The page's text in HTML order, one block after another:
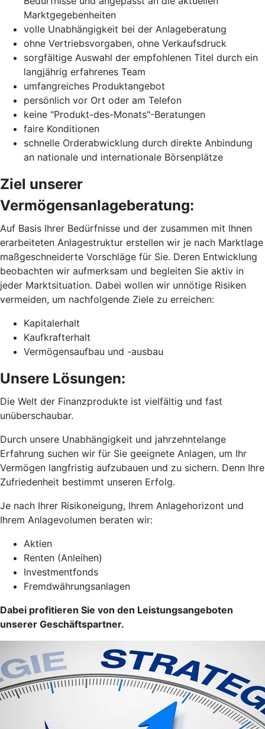
Marktgegebenheiten
volle Unabhängigkeit bei der Anlageberatung
ohne Vertriebsvorgaben, ohne Verkaufsdruck
sorgfältige Auswahl der empfohlenen Titel durch ein
langjährig erfahrenes Team
umfangreiches Produktangebot
persönlich vor Ort oder am Telefon
keine "Produkt-des-Monats"-Beratungen
faire Konditionen
schnelle Orderabwicklung durch direkte Anbindung
an nationale und internationale Börsenplätze
Ziel unserer
Vermögensanlageberatung:
Auf Basis Ihrer Bedürfnisse und der zusammen mit Ihnen
erarbeiteten Anlagestruktur erstellen wir je nach Marktlage
maßgeschneiderte Vorschläge für Sie. Deren Entwicklung
beobachten wir aufmerksam und begleiten Sie aktiv in
jeder Marktsituation. Dabei wollen wir unnötige Risiken
vermeiden, um nachfolgende Ziele zu erreichen:
Kapitalerhalt
Kaufkrafterhalt
Vermögensaufbau und -ausbau
Unsere Lösungen:
Die Welt der Finanzprodukte ist vielfältig und fast
unüberschaubar.
Durch unsere Unabhängigkeit und jahrzehntelange
Erfahrung suchen wir für Sie geeignete Anlagen, um Ihr
Vermögen langfristig aufzubauen und zu sichern. Denn Ihre
Zufriedenheit bestimmt unseren Erfolg.
Je nach Ihrer Risikoneigung, Ihrem Anlagehorizont und
Ihrem Anlagevolumen beraten wir:
Aktien
Renten (Anleihen)
Investmentfonds
Fremdwährungsanlagen
Dabei profitieren Sie von den Leistungsangeboten
unserer Geschäftspartner.